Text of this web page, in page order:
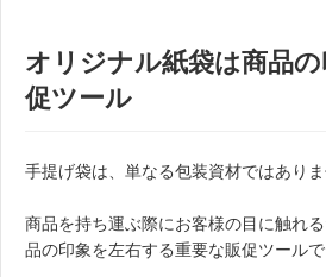
オリジナル紙袋は商品
促ツール
手提げ袋は、単なる包装資材ではありま
商品を持ち運ぶ際にお客様の目に触れ
品の印象を左右する重要な販促ツールで